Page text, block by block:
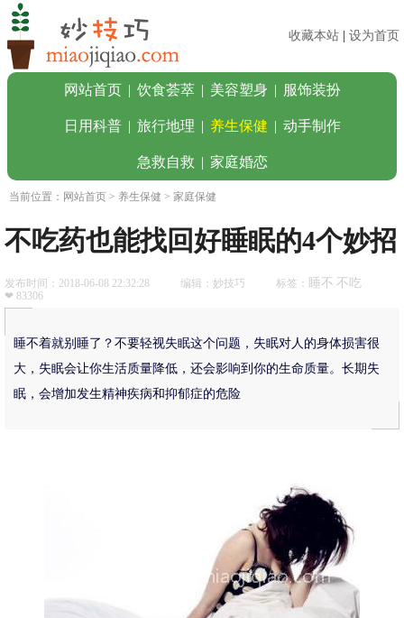
收藏本站 设为首页
网站首页 | 饮食荟萃 | 美容塑身 | 服饰装扮
日用科普 | 旅行地理 | 养生保健 | 动手制作
急救自救 | 家庭婚恋
当前位置： 网站首页 > 养生保健 > 家庭保健
不吃药也能找回好睡眠的4个妙招
发布时间：2018-06-08 22:32:28 编辑：妙技巧 标签： 睡不 不吃
❤ 83306
睡不着就别睡了？不要轻视失眠这个问题，失眠对人的身体损害很
大，失眠会让你生活质量降低，还会影响到你的生命质量。长期失
眠，会增加发生精神疾病和抑郁症的危险